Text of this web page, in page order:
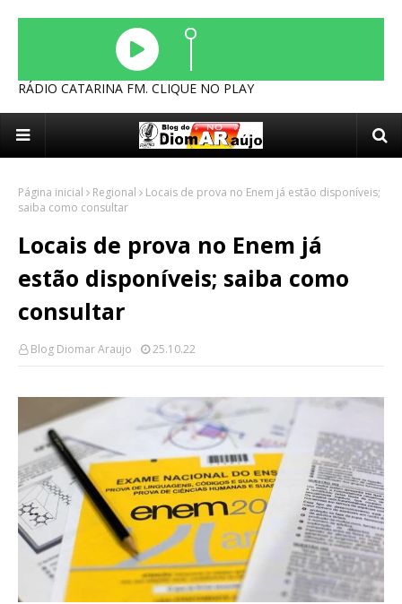
RÁDIO CATARINA FM. CLIQUE NO PLAY
Página inicial Regional
Locais de prova no Enem já estão disponíveis;
saiba como consultar
Locais de prova no Enem já
estão disponíveis; saiba como
consultar
Blog Diomar Araujo 25.10.22